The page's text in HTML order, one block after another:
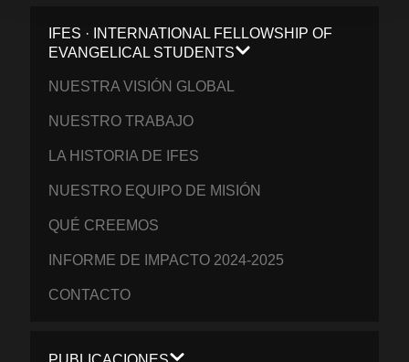
IFES · INTERNATIONAL FELLOWSHIP OF
EVANGELICAL STUDENTS
NUESTRA VISIÓN GLOBAL
NUESTRO TRABAJO
LA HISTORIA DE IFES
NUESTRO EQUIPO DE MISIÓN
QUÉ CREEMOS
INFORME DE IMPACTO 2024-2025
CONTACTO